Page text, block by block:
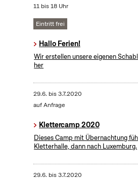
11 bis 18 Uhr
Eintritt frei
Hallo Ferien!
Wir erstellen unsere eigenen
her
29.6. bis3.7.2020
auf Anfrage
Klettercamp 2020
Dieses Camp mit Übernachtung
Kletterhalle, dann nach Luxemburg.
29.6. bis3.7.2020